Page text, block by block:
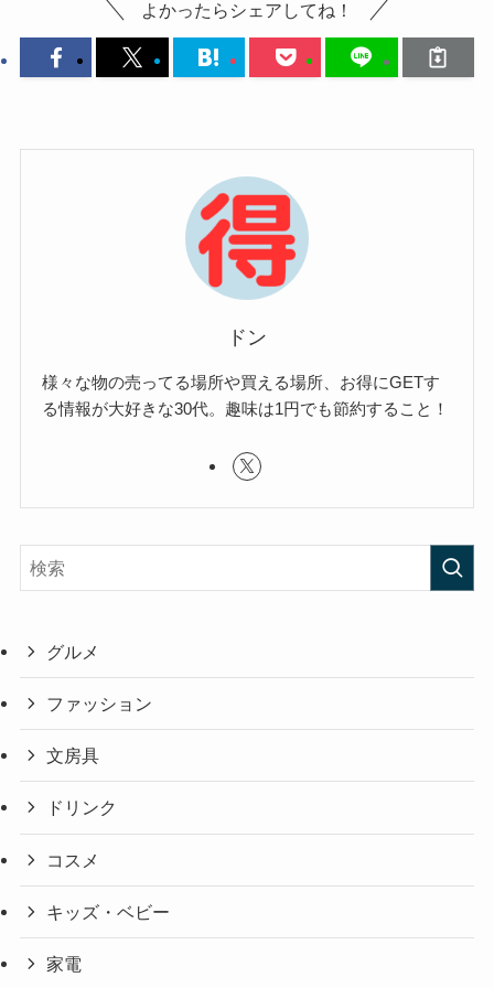
よかったらシェアしてね！
ドン
様々な物の売ってる場所や買える場所、お得にGETす
る情報が大好きな30代。趣味は1円でも節約すること！
グルメ
ファッション
文房具
ドリンク
コスメ
キッズ・ベビー
家電